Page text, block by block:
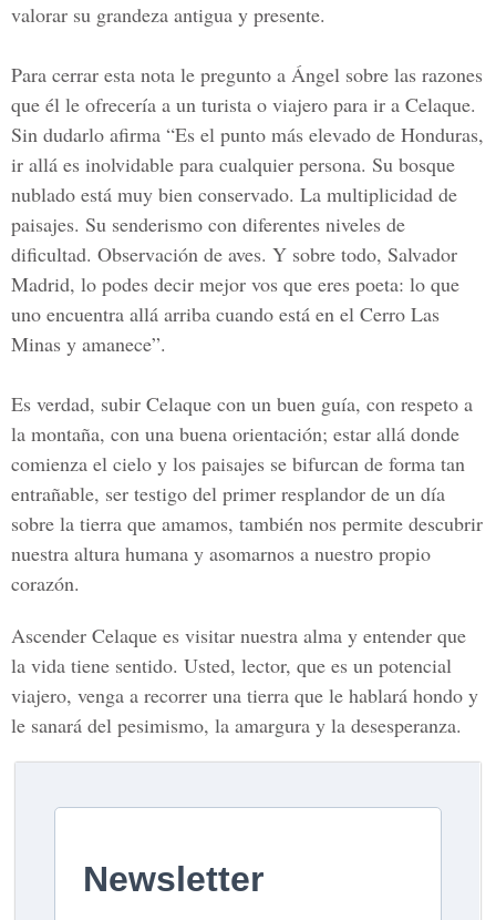
valorar su grandeza antigua y presente.
Para cerrar esta nota le pregunto a Ángel sobre las razones
que él le ofrecería a un turista o viajero para ir a Celaque.
Sin dudarlo afirma “Es el punto más elevado de Honduras,
ir allá es inolvidable para cualquier persona. Su bosque
nublado está muy bien conservado. La multiplicidad de
paisajes. Su senderismo con diferentes niveles de
dificultad. Observación de aves. Y sobre todo, Salvador
Madrid, lo podes decir mejor vos que eres poeta: lo que
uno encuentra allá arriba cuando está en el Cerro Las
Minas y amanece”.
Es verdad, subir Celaque con un buen guía, con respeto a
la montaña, con una buena orientación; estar allá donde
comienza el cielo y los paisajes se bifurcan de forma tan
entrañable, ser testigo del primer resplandor de un día
sobre la tierra que amamos, también nos permite descubrir
nuestra altura humana y asomarnos a nuestro propio
corazón.
Ascender Celaque es visitar nuestra alma y entender que
la vida tiene sentido. Usted, lector, que es un potencial
viajero, venga a recorrer una tierra que le hablará hondo y
le sanará del pesimismo, la amargura y la desesperanza.